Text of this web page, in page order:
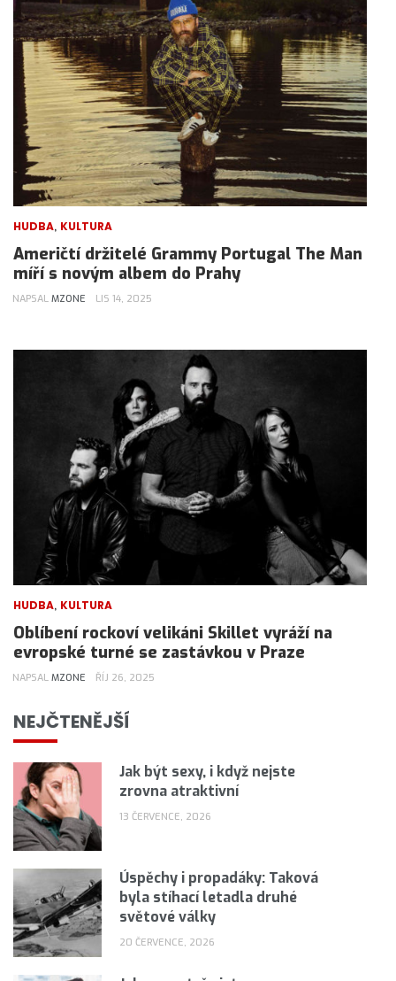
HUDBA, KULTURA
Američtí držitelé Grammy Portugal The Man
míří s novým albem do Prahy
NAPSAL MZONE LIS 14, 2025
HUDBA, KULTURA
Oblíbení rockoví velikáni Skillet vyráží na
evropské turné se zastávkou v Praze
NAPSAL MZONE ŘÍJ 26, 2025
NEJČTENĚJŠÍ
Jak být sexy, i když nejste
zrovna atraktivní
13 ČERVENCE, 2026
Úspěchy i propadáky: Taková
byla stíhací letadla druhé
světové války
20 ČERVENCE, 2026